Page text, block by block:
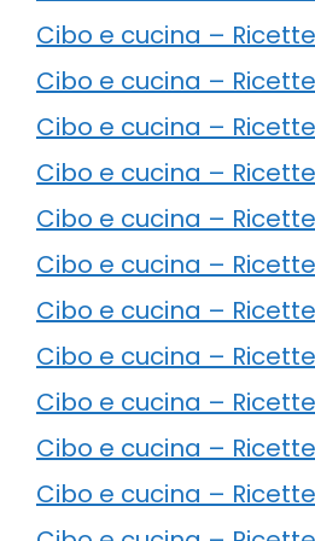
Cibo e cucina –
Cibo e cucina –
Cibo e cucina –
Cibo e cucina –
Cibo e cucina –
Cibo e cucina –
Cibo e cucina –
Cibo e cucina –
Cibo e cucina –
Cibo e cucina –
Cibo e cucina –